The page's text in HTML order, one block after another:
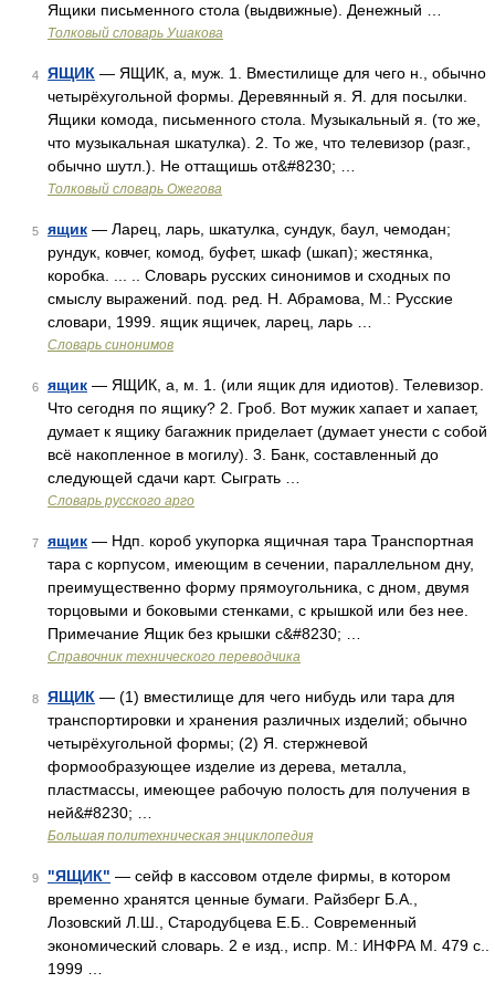
Ящики письменного стола (выдвижные). Денежный …
Толковый словарь Ушакова
4 ЯЩИК — ЯЩИК, а, муж. 1. Вместилище для чего н., обычно
четырёхугольной формы. Деревянный я. Я. для посылки.
Ящики комода, письменного стола. Музыкальный я. (то же,
что музыкальная шкатулка). 2. То же, что телевизор (разг.,
обычно шутл.). Не оттащишь от&#8230; …
Толковый словарь Ожегова
5 ящик — Ларец, ларь, шкатулка, сундук, баул, чемодан;
рундук, ковчег, комод, буфет, шкаф (шкап); жестянка,
коробка. ... .. Словарь русских синонимов и сходных по
смыслу выражений. под. ред. Н. Абрамова, М.: Русские
словари, 1999. ящик ящичек, ларец, ларь …
Словарь синонимов
6 ящик — ЯЩИК, а, м. 1. (или ящик для идиотов). Телевизор.
Что сегодня по ящику? 2. Гроб. Вот мужик хапает и хапает,
думает к ящику багажник приделает (думает унести с собой
всё накопленное в могилу). 3. Банк, составленный до
следующей сдачи карт. Сыграть …
Словарь русского арго
7 ящик — Ндп. короб укупорка ящичная тара Транспортная
тара с корпусом, имеющим в сечении, параллельном дну,
преимущественно форму прямоугольника, с дном, двумя
торцовыми и боковыми стенками, с крышкой или без нее.
Примечание Ящик без крышки с&#8230; …
Справочник технического переводчика
8 ЯЩИК — (1) вместилище для чего нибудь или тара для
транспортировки и хранения различных изделий; обычно
четырёхугольной формы; (2) Я. стержневой
формообразующее изделие из дерева, металла,
пластмассы, имеющее рабочую полость для получения в
ней&#8230; …
Большая политехническая энциклопедия
9 "ЯЩИК" — сейф в кассовом отделе фирмы, в котором
временно хранятся ценные бумаги. Райзберг Б.А.,
Лозовский Л.Ш., Стародубцева Е.Б.. Современный
экономический словарь. 2 е изд., испр. М.: ИНФРА М. 479 с..
1999 …